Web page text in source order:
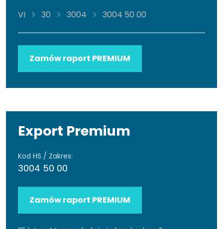
VI 30 3004 3004 50 00
Zamów raport PREMIUM
Export Premium
Kod HS / Zakres:
3004 50 00
Zamów raport PREMIUM